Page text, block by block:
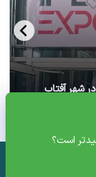
است؟
شهر آفتاب